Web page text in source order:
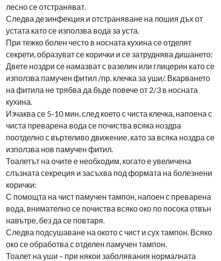
лесно се отстраняват.
Следва дезинфекция и отстраняване на лошия дъх от
устата като се използва вода за уста.
При тежко болен често в носната кухина се отделят
секрети, образуват се корички и се затруднява дишането:
Двете ноздри се намазват с вазелин или глицерин като се
използва памучен фитил /пр. клечка за уши/. Вкарването
на фитила не трябва да бъде повече от 2/3 в носната
кухина.
Изчаква се 5-10 мин, след което с чиста клечка, напоена с
чиста преварена вода се почиства всяка ноздра
поотделно с въртеливо движение, като за всяка ноздра се
използва нов памучен фитил.
Тоалетът на очите е необходим, когато е увеличена
слъзната секреция и засъхва под формата на болезнени
корички:
С помощта на чист памучен тампон, напоен с преварена
вода, внимателно се почиства всяко око по посока отвън
навътре, без да се повтаря.
Следва подсушаване на окото с чист и сух тампон. Всяко
око се обработва с отделен памучен тампон.
Тоалет на уши – при някои заболявания нормалната